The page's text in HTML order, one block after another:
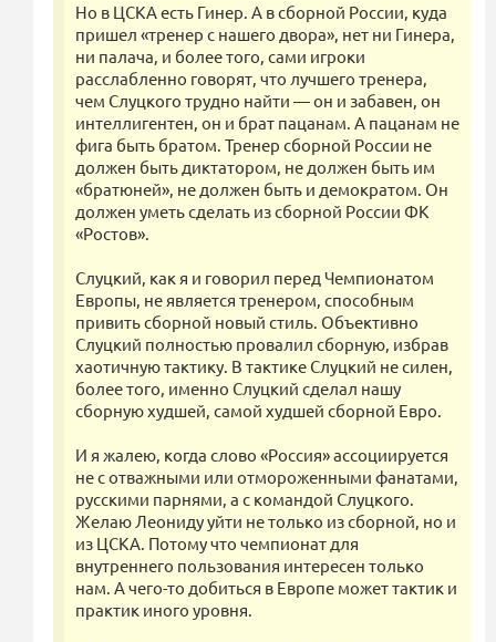
Но в ЦСКА есть Гинер. А в сборной России, куда
пришел «тренер с нашего двора», нет ни Гинера,
ни палача, и более того, сами игроки
расслабленно говорят, что лучшего тренера,
чем Слуцкого трудно найти — он и забавен, он
интеллигентен, он и брат пацанам. А пацанам не
фига быть братом. Тренер сборной России не
должен быть диктатором, не должен быть им
«братюней», не должен быть и демократом. Он
должен уметь сделать из сборной России ФК
«Ростов».
Слуцкий, как я и говорил перед Чемпионатом
Европы, не является тренером, способным
привить сборной новый стиль. Объективно
Слуцкий полностью провалил сборную, избрав
хаотичную тактику. В тактике Слуцкий не силен,
более того, именно Слуцкий сделал нашу
сборную худшей, самой худшей сборной Евро.
И я жалею, когда слово «Россия» ассоциируется
не с отважными или отмороженными фанатами,
русскими парнями, а с командой Слуцкого.
Желаю Леониду уйти не только из сборной, но и
из ЦСКА. Потому что чемпионат для
внутреннего пользования интересен только
нам. А чего-то добиться в Европе может тактик и
практик иного уровня.